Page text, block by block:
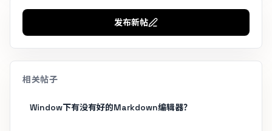
发布新帖
相关帖子
Window下有没有好的Markdown编辑器？